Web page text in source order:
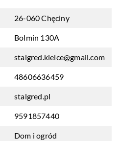
26-060 Chęciny
Bolmin 130A
stalgred.kielce@gmail.com
48606636459
stalgred.pl
9591857440
Dom i ogród